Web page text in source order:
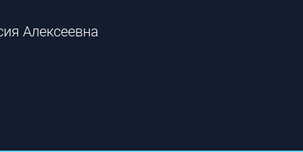
Алексеевна